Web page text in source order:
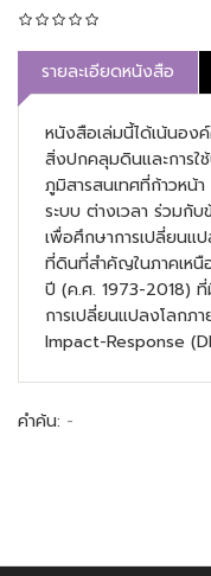
รายละเอียดหนังสือ
หนังสือเล่มนี้ได้เน้นอง
สิ่งปกคลุมดินและการใ
ภูมิสารสนเทศที่ก้าวหน้า
ระบบ ต่างเวลา ร่วมกั
เพื่อศึกษาการเปลี่ยนแ
ที่ดินที่สำคัญในภาคเหนื
ปี (ค.ศ. 1973-2018) ที่
การเปลี่ยนแปลงโลกภ
Impact-Response
คำค้น: -